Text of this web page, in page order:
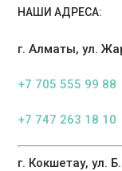
НАШИ АДРЕСА:
г. Алматы, ул.
+7 705 555 99 88
+7 747 263 18 10
г. Кокшетау, ул.